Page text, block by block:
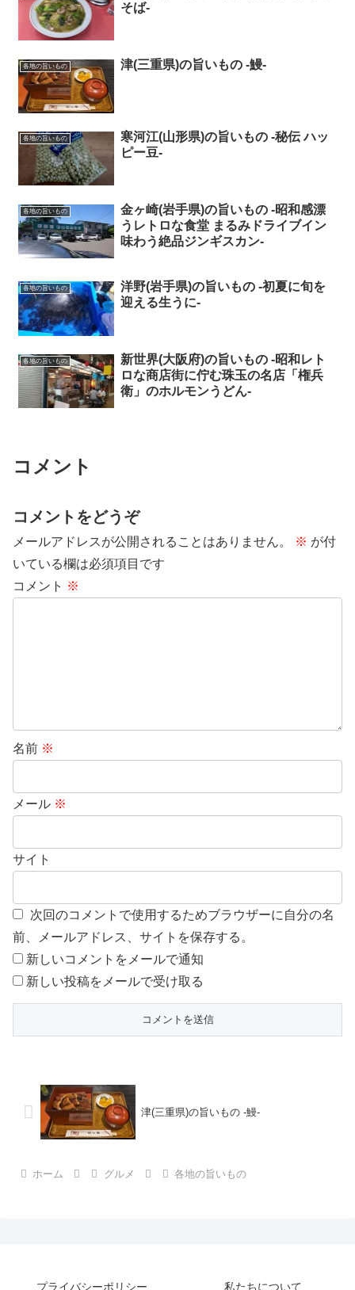
そば-
各地の旨いもの 津(三重県)の旨いもの -鰻-
各地の旨いもの
寒河江(山形県)の旨いもの -秘伝 ハッ
ピー豆-
各地の旨いもの
金ヶ崎(岩手県)の旨いもの -昭和感漂
うレトロな食堂 まるみドライブイン
味わう絶品ジンギスカン-
各地の旨いもの
洋野(岩手県)の旨いもの -初夏に旬を
迎える生うに-
各地の旨いもの
新世界(大阪府)の旨いもの -昭和レト
ロな商店街に佇む珠玉の名店「権兵
衛」のホルモンうどん-
コメント
コメントをどうぞ
メールアドレスが公開されることはありません。 ※ が付
いている欄は必須項目です
コメント ※
名前 ※
メール ※
サイト
次回のコメントで使用するためブラウザーに自分の名
前、メールアドレス、サイトを保存する。
新しいコメントをメールで通知
新しい投稿をメールで受け取る
津(三重県)の旨いもの -鰻-
ホーム グルメ 各地の旨いもの
プライバシーポリシー 私たちについて